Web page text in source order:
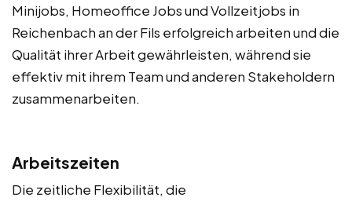
Minijobs, Homeoffice Jobs und Vollzeitjobs in
Reichenbach an der Fils erfolgreich arbeiten und die
Qualität ihrer Arbeit gewährleisten, während sie
effektiv mit ihrem Team und anderen Stakeholdern
zusammenarbeiten.
Arbeitszeiten
Die zeitliche Flexibilität, die